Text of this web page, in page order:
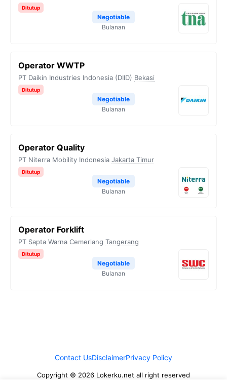
Ditutup
Negotiable
Bulanan
Operator WWTP
PT Daikin Industries Indonesia (DIID) Bekasi
Ditutup
Negotiable
Bulanan
Operator Quality
PT Niterra Mobility Indonesia Jakarta Timur
Ditutup
Negotiable
Bulanan
Operator Forklift
PT Sapta Warna Cemerlang Tangerang
Ditutup
Negotiable
Bulanan
Contact UsDisclaimerPrivacy Policy
Copyright © 2026 Lokerku.net all right reserved